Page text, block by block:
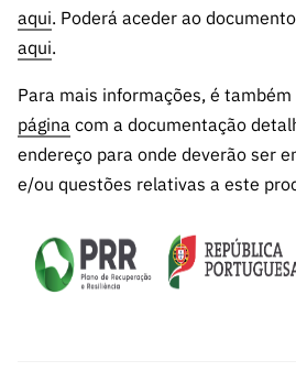
aqui. Poderá aceder ao
aqui.
Para mais informações, é
página com a documentação
endereço para onde deverão ser
e/ou questões relativas a este